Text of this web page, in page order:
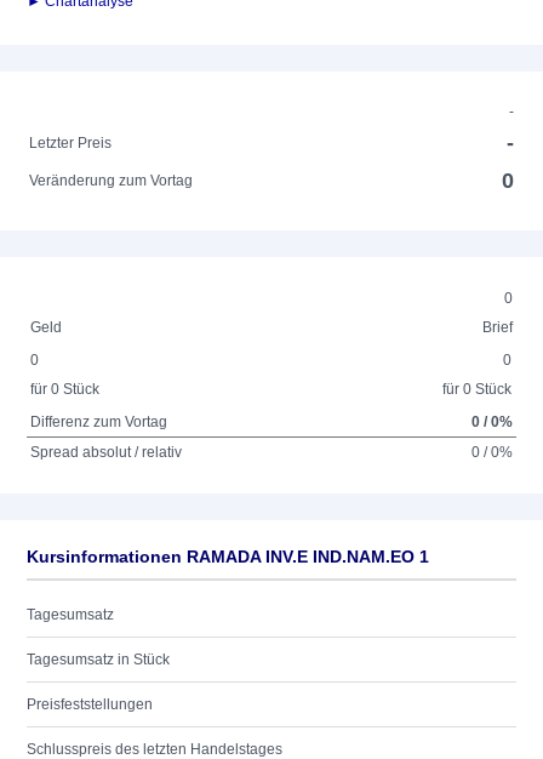
-
Letzter Preis
-
Veränderung zum Vortag 0
0
Geld
Brief
0
für 0 Stück
0
für 0 Stück
Differenz zum Vortag
0 / 0%
Spread absolut / relativ
0 / 0%
Kursinformationen RAMADA INV.E IND.NAM.EO 1
Tagesumsatz
Tagesumsatz in Stück
Preisfeststellungen
Schlusspreis des letzten Handelstages